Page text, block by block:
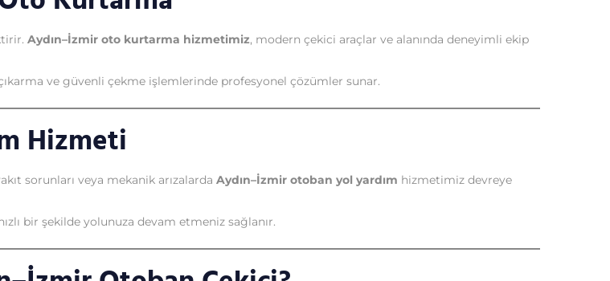
Aydın–İzmir oto kurtarma hizmetimiz, modern çekici araçlar ve alanında deneyimli ekip
ve güvenli çekme işlemlerinde profesyonel çözümler sunar.
Hizmeti
sorunları veya mekanik arızalarda Aydın–İzmir otoban yol yardım hizmetimiz devreye
bir şekilde yolunuza devam etmeniz sağlanır.